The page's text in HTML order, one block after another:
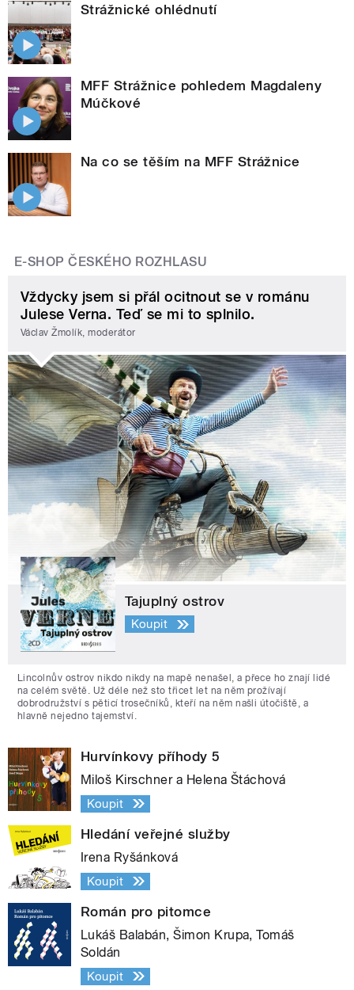
Strážnické ohlédnutí
MFF Strážnice pohledem Magdaleny
Múčkové
Na co se těším na MFF Strážnice
E-SHOP ČESKÉHO ROZHLASU
Vždycky jsem si přál ocitnout se v románu
Julese Verna. Teď se mi to splnilo.
Václav Žmolík, moderátor
Tajuplný ostrov
Koupit
Lincolnův ostrov nikdo nikdy na mapě nenašel, a přece ho znají lidé
na celém světě. Už déle než sto třicet let na něm prožívají
dobrodružství s pěticí trosečníků, kteří na něm našli útočiště, a
hlavně nejedno tajemství.
Hurvínkovy příhody 5
Miloš Kirschner a Helena Štáchová
Koupit
Hledání veřejné služby
Irena Ryšánková
Koupit
Román pro pitomce
Lukáš Balabán, Šimon Krupa, Tomáš
Soldán
Koupit